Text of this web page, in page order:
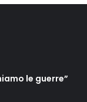
le guerre”